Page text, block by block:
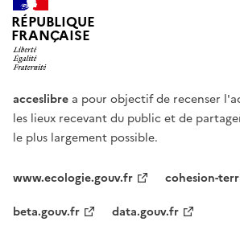
RÉPUBLIQUE
FRANÇAISE
acceslibre a pour objectif de recenser
les lieux recevant du public et de
le plus largement possible.
www.ecologie.gouv.fr
cohesion-
beta.gouv.fr
data.gouv.fr